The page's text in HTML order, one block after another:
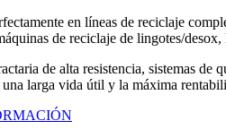
en líneas de reciclaje
de reciclaje de lingotes/
de alta resistencia, sistemas
larga vida útil y la máxima